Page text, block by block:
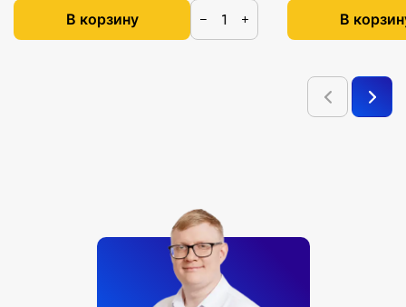
В корзину − + В